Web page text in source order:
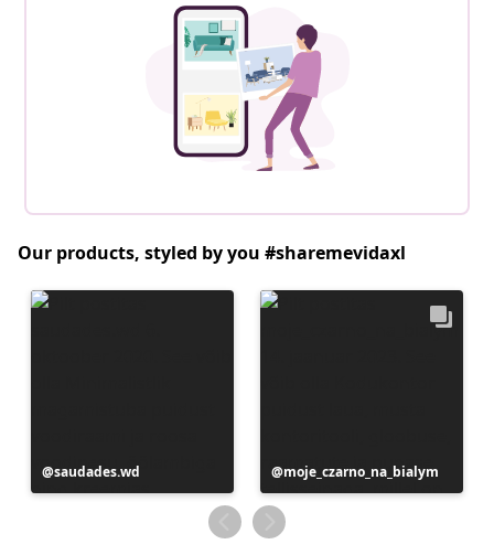
Our products, styled by you #sharemevidaxl
Postitus
avaldatud
saudades.wd
Postitus
avaldatud
moje_czarno_na_bialym